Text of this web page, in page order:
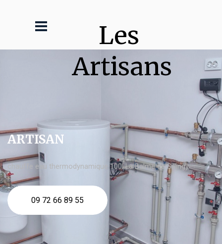
Les
Artisans
ARTISAN
chauffe eau thermodynamique 100l La Balme de Sillingy
09 72 66 89 55